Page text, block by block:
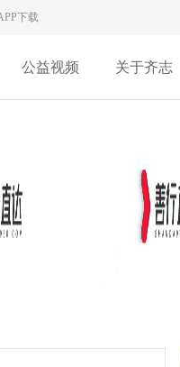
下载
公益视频 关于齐志